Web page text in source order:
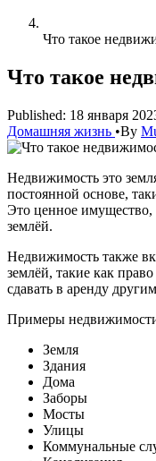
Что такое
Что такое
Published: 18 января
Домашняя жизнь •By
Недвижимость это
постоянной основе,
Это ценное имущество,
землёй.
Недвижимость также
землёй, такие как
сдавать в аренду
Примеры
Земля
Здания
Дома
Заборы
Мосты
Улицы
Коммунальные